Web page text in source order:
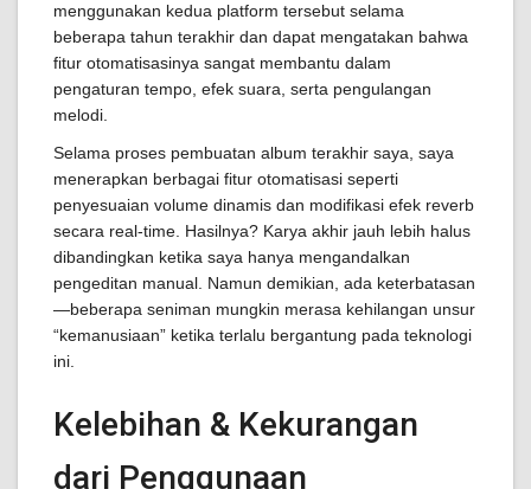
menggunakan kedua platform tersebut selama
beberapa tahun terakhir dan dapat mengatakan bahwa
fitur otomatisasinya sangat membantu dalam
pengaturan tempo, efek suara, serta pengulangan
melodi.
Selama proses pembuatan album terakhir saya, saya
menerapkan berbagai fitur otomatisasi seperti
penyesuaian volume dinamis dan modifikasi efek reverb
secara real-time. Hasilnya? Karya akhir jauh lebih halus
dibandingkan ketika saya hanya mengandalkan
pengeditan manual. Namun demikian, ada keterbatasan
—beberapa seniman mungkin merasa kehilangan unsur
“kemanusiaan” ketika terlalu bergantung pada teknologi
ini.
Kelebihan & Kekurangan
dari Penggunaan